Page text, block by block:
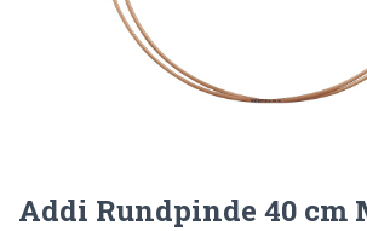
Addi Rundpinde 40 cm